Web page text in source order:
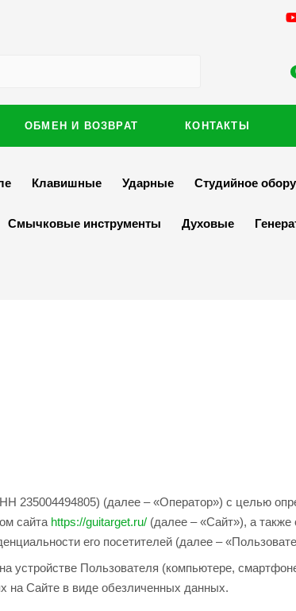
ОБМЕН И ВОЗВРАТ КОНТАКТЫ
Клавишные Ударные Студийное
Смычковые инструменты Духовые
(далее – «Оператор») с целью
сайта https://guitarget.ru/ (далее – «Сайт»), а
его посетителей (далее –
Пользователя (компьютере,
на Сайте в виде обезличенных данных.